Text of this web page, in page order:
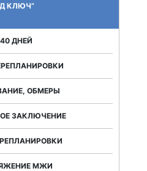
КЛЮЧ”
ДНЕЙ
ОБМЕРЫ
ЗАКЛЮЧЕНИЕ
МЖИ